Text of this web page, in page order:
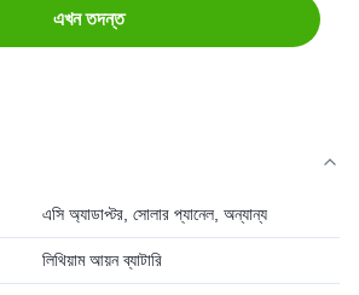
এখন তদন্ত
এসি অ্যাডাপ্টর, সোলার প্যানেল, অন্যান্য
লিথিয়াম আয়ন ব্যাটারি